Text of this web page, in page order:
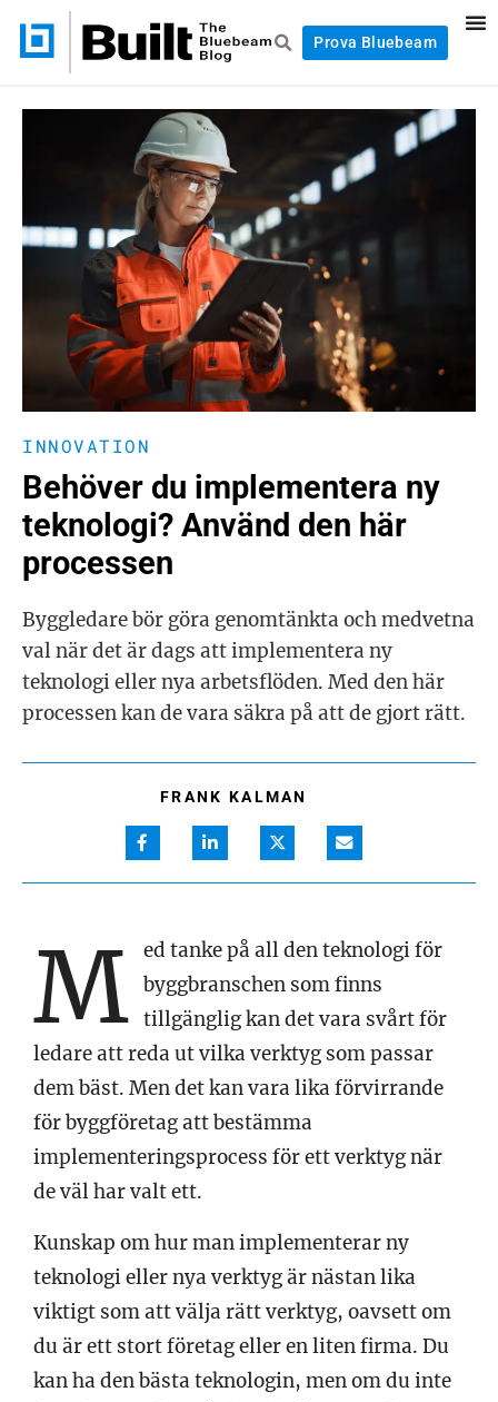
Prova Bluebeam
INNOVATION
Behöver du implementera ny
teknologi? Använd den här
processen
Byggledare bör göra genomtänkta och medvetna
val när det är dags att implementera ny
teknologi eller nya arbetsflöden. Med den här
processen kan de vara säkra på att de gjort rätt.
FRANK KALMAN
M ed tanke på all den teknologi för
byggbranschen som finns
tillgänglig kan det vara svårt för
ledare att reda ut vilka verktyg som passar
dem bäst. Men det kan vara lika förvirrande
för byggföretag att bestämma
implementeringsprocess för ett verktyg när
de väl har valt ett.
Kunskap om hur man implementerar ny
teknologi eller nya verktyg är nästan lika
viktigt som att välja rätt verktyg, oavsett om
du är ett stort företag eller en liten firma. Du
kan ha den bästa teknologin, men om du inte